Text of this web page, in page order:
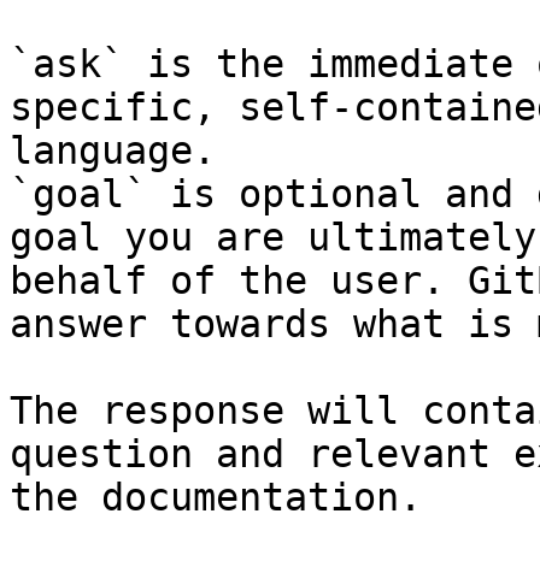
`ask` is the
specific, self-
language.
`goal` is optional and
goal you are
behalf of the user.
answer towards what
The response will
question and relevant
the documentation.